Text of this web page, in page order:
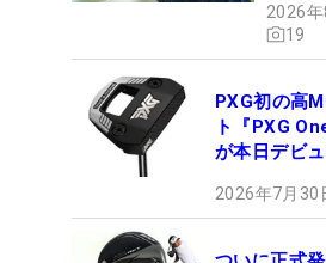
2026
19
PXG初の高
ト『PXG
が本日デビュ
2026年7月30